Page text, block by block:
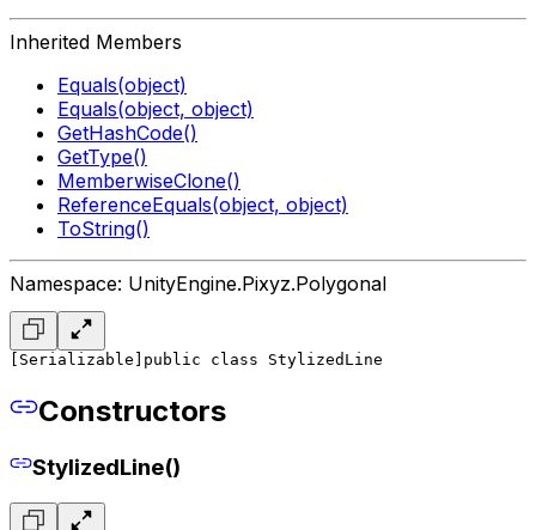
Inherited Members
Equals(object)
Equals(object, object)
GetHashCode()
GetType()
MemberwiseClone()
ReferenceEquals(object, object)
ToString()
Namespace: UnityEngine.Pixyz.Polygonal
[Serializable] public class StylizedLine
Constructors
StylizedLine()